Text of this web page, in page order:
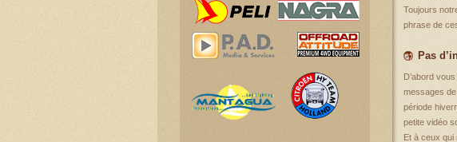
Toujours
phrase de
Pas
D’abord
messages de
période
petite vidéo
Et à ceux qui